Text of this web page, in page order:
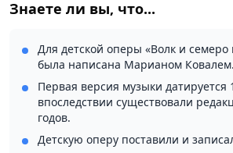
Знаете ли вы, что...
Для детской оперы «Волк и семеро
была написана Марианом Ковалем.
Первая версия музыки датируется
впоследствии существовали
годов.
Детскую оперу поставили и